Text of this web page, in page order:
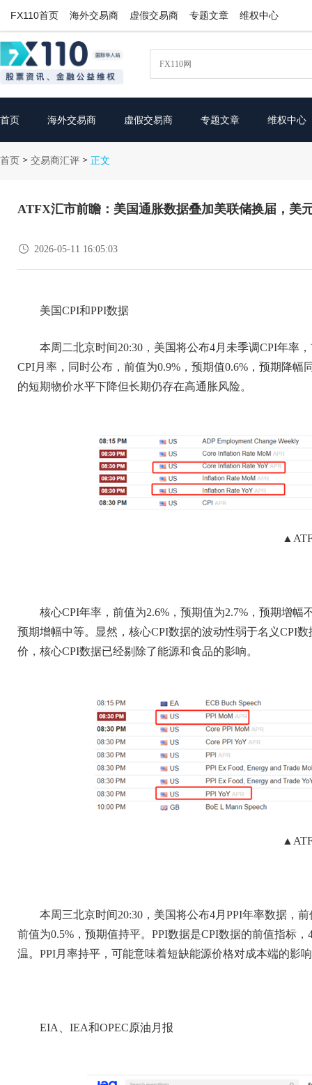
FX110首页 海外交易商 虚假交易商 专题文章 维权中心
首页 海外交易商 虚假交易商 专题文章 维权中心
首页 > 交易商汇评 > 正文
ATFX汇市前瞻：美国通胀数据叠加美联储换届，美
 2026-05-11 16:05:03
美国CPI和PPI数据
本周二北京时间20:30，美国将公布4月未季调CPI年率
CPI月率，同时公布，前值为0.9%，预期值0.6%，预期降
的短期物价水平下降但长期仍存在高通胀风险。
核心CPI年率，前值为2.6%，预期值为2.7%，预期增幅
预期增幅中等。显然，核心CPI数据的波动性弱于名义CPI
价，核心CPI数据已经剔除了能源和食品的影响。
本周三北京时间20:30，美国将公布4月PPI年率数据，
前值为0.5%，预期值持平。PPI数据是CPI数据的前值指标
温。PPI月率持平，可能意味着短缺能源价格对成本端的影
EIA、IEA和OPEC原油月报